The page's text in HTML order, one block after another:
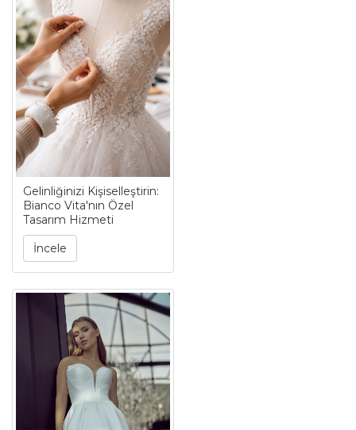
Gelinliğinizi Kişiselleştirin:
Bianco Vita'nın Özel
Tasarım Hizmeti
İncele